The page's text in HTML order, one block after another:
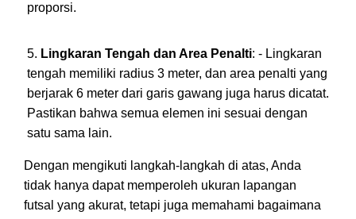
proporsi.
Lingkaran Tengah dan Area Penalti: - Lingkaran
tengah memiliki radius 3 meter, dan area penalti yang
berjarak 6 meter dari garis gawang juga harus dicatat.
Pastikan bahwa semua elemen ini sesuai dengan
satu sama lain.
Dengan mengikuti langkah-langkah di atas, Anda
tidak hanya dapat memperoleh ukuran lapangan
futsal yang akurat, tetapi juga memahami bagaimana